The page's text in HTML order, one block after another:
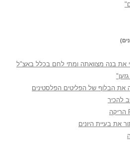
את בנה מצוואתה ומתי לחם בכלל באצ"ל
את הבלוף של הפליטים הפלסטינים
להכיר
את בעיית היונים